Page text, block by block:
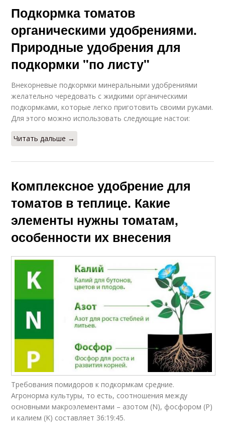
Подкормка томатов
органическими удобрениями.
Природные удобрения для
подкормки "по листу"
Внекорневые подкормки минеральными удобрениями
желательно чередовать с жидкими органическими
подкормками, которые легко приготовить своими руками.
Для этого можно использовать следующие настои:
Читать дальше →
Комплексное удобрение для
томатов в теплице. Какие
элементы нужны томатам,
особенности их внесения
Требования помидоров к подкормкам средние.
Агронорма культуры, то есть, соотношения между
основными макроэлементами – азотом (N), фосфором (P)
и калием (K) составляет 36:19:45.